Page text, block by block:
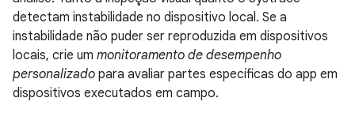
detectam instabilidade no dispositivo local. Se a
instabilidade não puder ser reproduzida em dispositivos
locais, crie um monitoramento de desempenho
personalizado para avaliar partes específicas do app em
dispositivos executados em campo.